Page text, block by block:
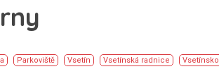
Parkoviště Vsetín Vsetínská radnice
Vsetínsko